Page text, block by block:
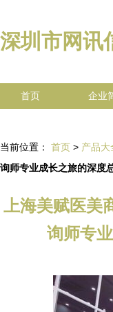
深圳市网讯
首页 企业
当前位置： 首页 > 产品大
询师专业成长之旅的深度
上海美赋医美
询师专